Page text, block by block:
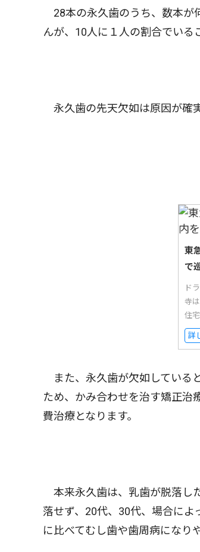
28本の永久歯のうち、数本が
んが、10人に１人の割合でいる
永久歯の先天欠如は原因が確
東
で
ド
寺
住宅
詳
また、永久歯が欠如している
ため、かみ合わせを治す矯正治
費治療となります。
本来永久歯は、乳歯が脱落し
落せず、20代、30代、場合に
に比べてむし歯や歯周病になり